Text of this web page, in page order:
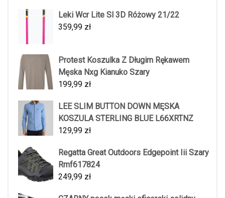
Leki Wcr Lite Sl 3D Różowy 21/22
359,99 zł
Protest Koszulka Z Długim Rękawem
Męska Nxg Kianuko Szary
199,99 zł
LEE SLIM BUTTON DOWN MĘSKA
KOSZULA STERLING BLUE L66XRTNZ
129,99 zł
Regatta Great Outdoors Edgepoint Iii Szary
Rmf617824
249,99 zł